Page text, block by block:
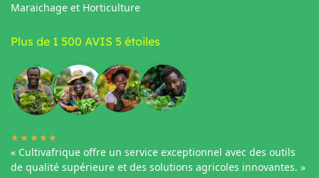
Maraichage et Horticulture
Plus de 1 500 AVIS 5 étoiles
★★★★★
« Cultivafrique offre un service exceptionnel avec des outils
de qualité supérieure et des solutions agricoles innovantes. »